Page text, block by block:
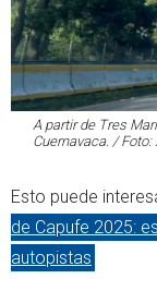
A partir de Tres
Cuernavaca. / Foto:
Esto puede
de Capufe 2025:
autopistas